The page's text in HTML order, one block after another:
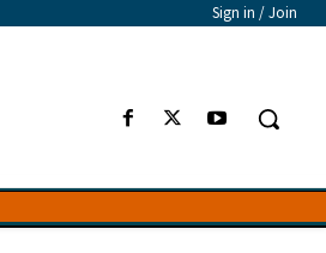
Sign in / Join